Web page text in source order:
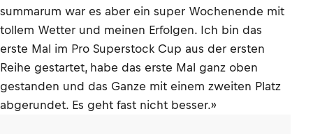
summarum war es aber ein super Wochenende mit
tollem Wetter und meinen Erfolgen. Ich bin das
erste Mal im Pro Superstock Cup aus der ersten
Reihe gestartet, habe das erste Mal ganz oben
gestanden und das Ganze mit einem zweiten Platz
abgerundet. Es geht fast nicht besser.»